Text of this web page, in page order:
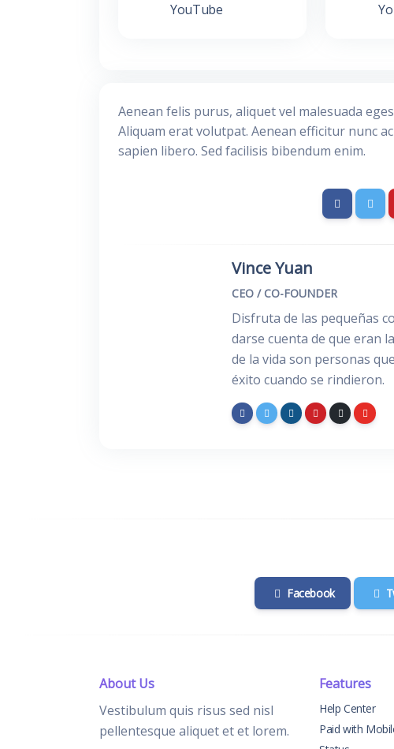
YouTube
Aenean felis purus, aliquet vel malesuada
Aliquam erat volutpat. Aenean efficitur nunc
sapien libero. Sed facilisis bibendum enim.
Vince Yuan
CEO / CO-FOUNDER
Disfruta de las pequeñas
darse cuenta de que eran
de la vida son personas
éxito cuando se rindieron.
Facebook
About Us
Vestibulum quis risus sed nisl
pellentesque aliquet et et lorem.
Features
Help Center
Paid with